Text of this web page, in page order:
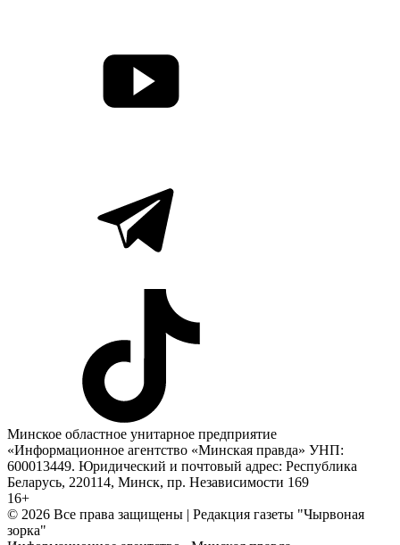
Минское областное унитарное предприятие
«Информационное агентство «Минская правда» УНП:
600013449. Юридический и почтовый адрес: Республика
Беларусь, 220114, Минск, пр. Независимости 169
16+
© 2026 Все права защищены | Редакция газеты "Чырвоная
зорка"